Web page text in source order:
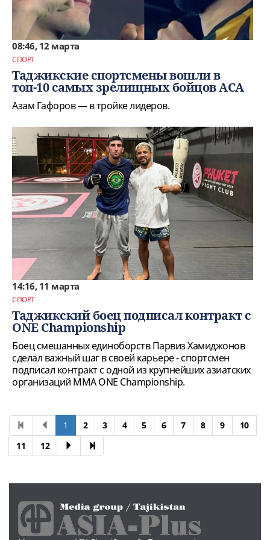
08:46, 12 марта
СПОРТ
Таджикские спортсмены вошли в
топ-10 самых зрелищных бойцов ACA
Азам Гафоров — в тройке лидеров.
14:16, 11 марта
СПОРТ
Таджикский боец подписал контракт с
ONE Championship
Боец смешанных единоборств Парвиз Хамиджонов
сделал важный шаг в своей карьере - спортсмен
подписал контракт с одной из крупнейших азиатских
организаций ММА ONE Championship.
1 2 3 4 5 6 7 8 9
10
11
12